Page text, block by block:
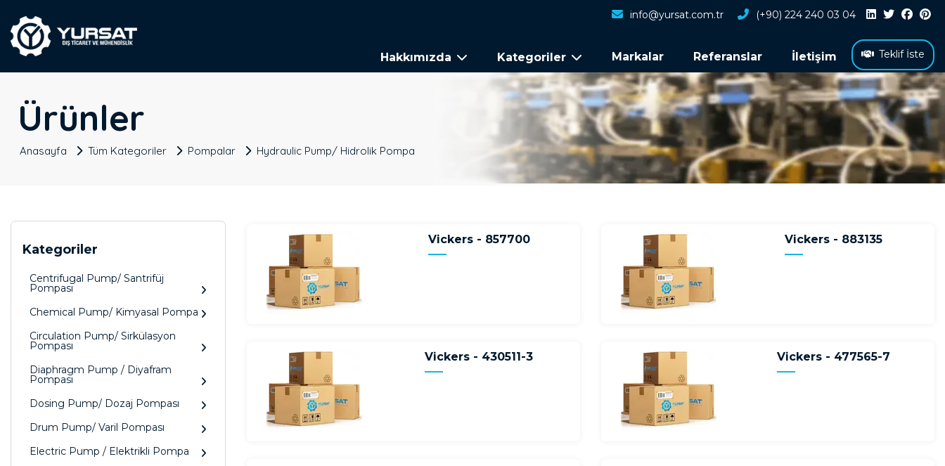
info@yursat.com.tr (+90) 224 240 03 04
Hakkımızda Kategoriler Markalar Referanslar İletişim Teklif İste
Ürünler
Anasayfa Tüm Kategoriler Pompalar Hydraulic Pump/ Hidrolik Pompa
Kategoriler
Centrifugal Pump/ Santrifüj
Pompası
Chemical Pump/ Kimyasal Pompa
Circulation Pump/ Sirkülasyon
Pompası
Diaphragm Pump / Diyafram
Pompası
Dosing Pump/ Dozaj Pompası
Drum Pump/ Varil Pompası
Electric Pump / Elektrikli Pompa
Vickers - 857700 Vickers - 883135
Vickers - 430511-3 Vickers - 477565-7